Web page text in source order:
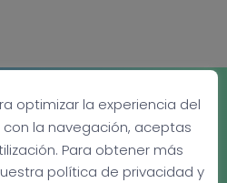
PARA UNA
optimizar la experiencia del
la navegación, aceptas
Para obtener más
política de privacidad y